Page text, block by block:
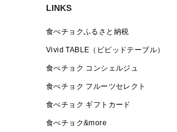
LINKS
食べチョクふるさと納税
Vivid TABLE（ビビッドテーブル）
食べチョク コンシェルジュ
食べチョク フルーツセレクト
食べチョク ギフトカード
食べチョク&more